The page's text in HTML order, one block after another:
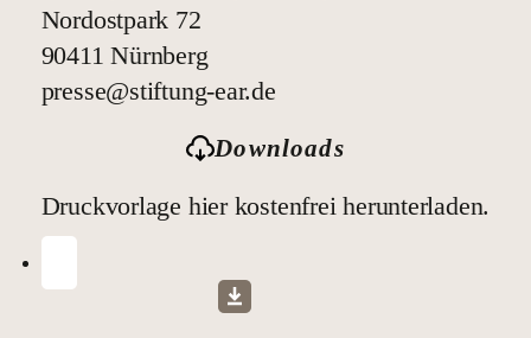
Nordostpark 72
90411 Nürnberg
presse@stiftung-ear.de
Downloads
Druckvorlage hier kostenfrei herunterladen.